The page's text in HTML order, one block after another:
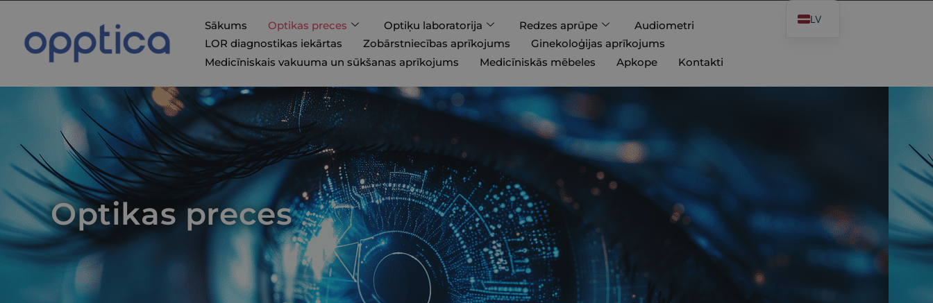
Sākums Optikas preces Optiķu laboratorija Redzes aprūpe
Audiometri
LOR diagnostikas iekārtas
Zobārstniecības aprīkojums
Ginekoloģijas aprīkojums
Medicīniskais vakuuma un sūkšanas aprīkojums
Medicīniskās mēbeles Apkope Kontakti
Optikas preces
LV